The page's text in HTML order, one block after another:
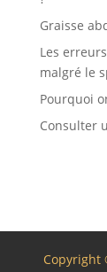
Graisse
Les
malgré le
Pourquoi
Consulter
Copyright